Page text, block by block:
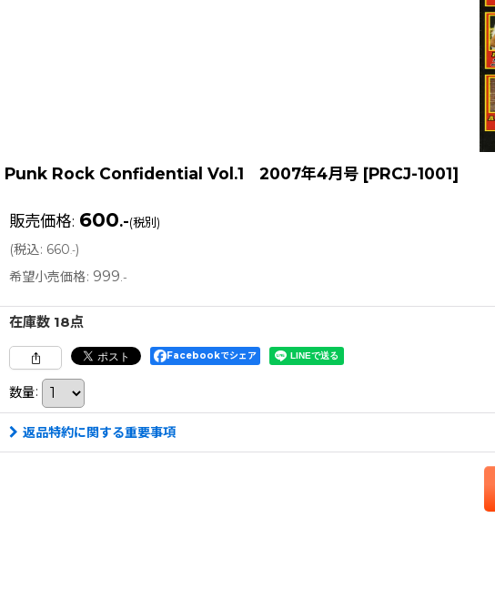
Punk Rock Confidential Vol.1 2007年4月号 [PRCJ-1001]
販売価格: 600.-(税別)
(税込: 660.-)
希望小売価格: 999 .-
在庫数 18点
Facebookでシェア
数量:
返品特約に関する重要事項